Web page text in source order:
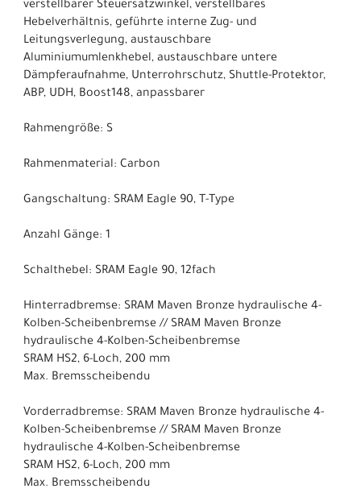
verstellbarer Steuersatzwinkel, verstellbares
Hebelverhältnis, geführte interne Zug- und
Leitungsverlegung, austauschbare
Aluminiumumlenkhebel, austauschbare untere
Dämpferaufnahme, Unterrohrschutz, Shuttle-Protektor,
ABP, UDH, Boost148, anpassbarer
Rahmengröße: S
Rahmenmaterial: Carbon
Gangschaltung: SRAM Eagle 90, T-Type
Anzahl Gänge: 1
Schalthebel: SRAM Eagle 90, 12fach
Hinterradbremse: SRAM Maven Bronze hydraulische 4-
Kolben-Scheibenbremse // SRAM Maven Bronze
hydraulische 4-Kolben-Scheibenbremse
SRAM HS2, 6-Loch, 200 mm
Max. Bremsscheibendu
Vorderradbremse: SRAM Maven Bronze hydraulische 4-
Kolben-Scheibenbremse // SRAM Maven Bronze
hydraulische 4-Kolben-Scheibenbremse
SRAM HS2, 6-Loch, 200 mm
Max. Bremsscheibendu